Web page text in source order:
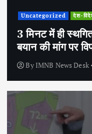
Uncategorized देश-
3 मिनट में ही
बयान की मांग पर
By IMNB News Desk